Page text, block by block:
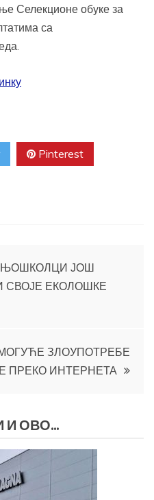
Селекционе обуке за
са
Pinterest
ЈОШ
СВОЈЕ ЕКОЛОШКЕ
ЗЛОУПОТРЕБЕ
ПРЕКО ИНТЕРНЕТА
И ОВО...